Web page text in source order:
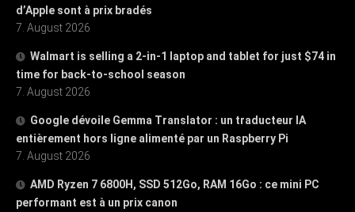
d’Apple sont à prix bradés
7. August 2026
Walmart is selling a 2-in-1 laptop and tablet for just $74 in
time for back-to-school season
7. August 2026
Google dévoile Gemma Translator : un traducteur IA
entièrement hors ligne alimenté par un Raspberry Pi
7. August 2026
AMD Ryzen 7 6800H, SSD 512Go, RAM 16Go : ce mini PC
performant est à un prix canon